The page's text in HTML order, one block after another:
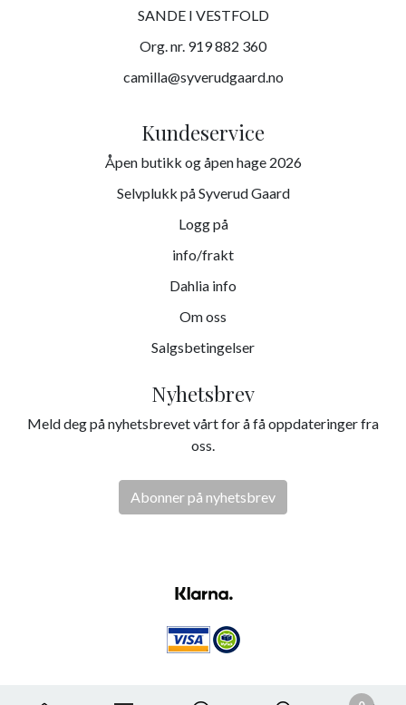
SANDE I VESTFOLD
Org. nr. 919 882 360
camilla@syverudgaard.no
Kundeservice
Åpen butikk og åpen hage 2026
Selvplukk på Syverud Gaard
Logg på
info/frakt
Dahlia info
Om oss
Salgsbetingelser
Nyhetsbrev
Meld deg på nyhetsbrevet vårt for å få oppdateringer fra
oss.
Abonner på nyhetsbrev